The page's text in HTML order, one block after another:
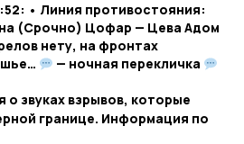
• Линия противостояния:
(Срочно) Цофар — Цева Адом
нету, на фронтах
— ночная перекличка
звуках взрывов, которые
границе. Информация по